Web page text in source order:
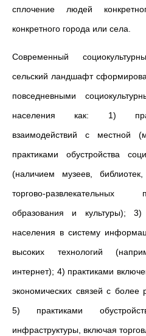
сплочение людей
конкретного города или села.
Современный
сельский ландшафт
повседневными
населения как: 1)
взаимодействий с местной
практиками обустройства
(наличием музеев, библиотек,
торгово-
образования и культуры); 3)
населения в систему
высоких технологий
интернет); 4) практиками
экономических связей с
5) практиками
инфраструктуры, включая